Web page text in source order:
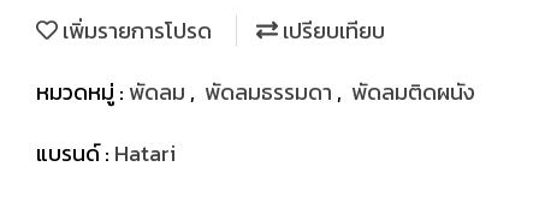
เพิ่มรายการโปรด
เปรียบเทียบ
หมวดหมู่ : พัดลม , พัดลมธรรมดา , พัดลมติดผนัง
แบรนด์ : Hatari